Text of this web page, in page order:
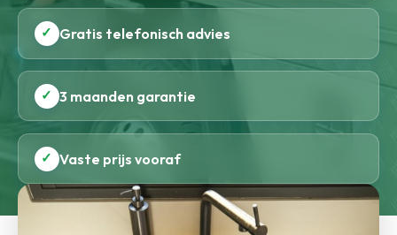
✓ Gratis telefonisch advies
✓ 3 maanden garantie
✓ Vaste prijs vooraf